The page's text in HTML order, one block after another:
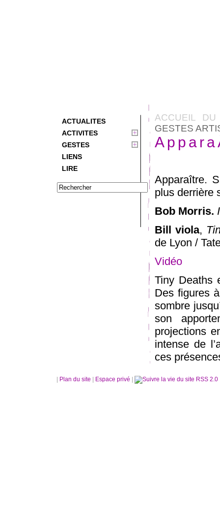
ACTUALITES
ACTIVITES
GESTES
LIENS
LIRE
ACCUEIL
GESTES
Apparaître.
plus derrière
Bob Morris.
Bill viola,
de Lyon /
Vidéo
Tiny Deaths
Des figures
sombre
son
projections
intense de
ces
Plan du site Espace privé RSS 2.0